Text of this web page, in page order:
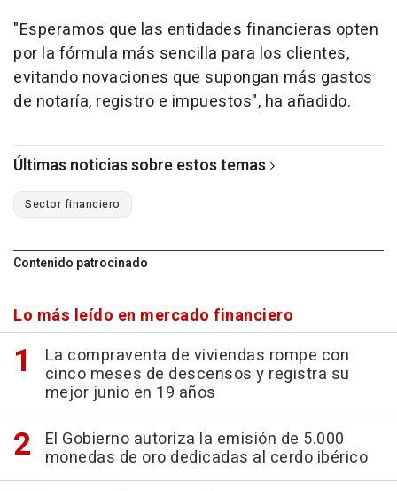
"Esperamos que las entidades financieras opten
por la fórmula más sencilla para los clientes,
evitando novaciones que supongan más gastos
de notaría, registro e impuestos", ha añadido.
Últimas noticias sobre estos temas
Sector financiero
Contenido patrocinado
Lo más leído en mercado financiero
La compraventa de viviendas rompe con
cinco meses de descensos y registra su
mejor junio en 19 años
El Gobierno autoriza la emisión de 5.000
monedas de oro dedicadas al cerdo ibérico